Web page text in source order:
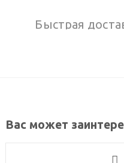
Быстрая
Вас может